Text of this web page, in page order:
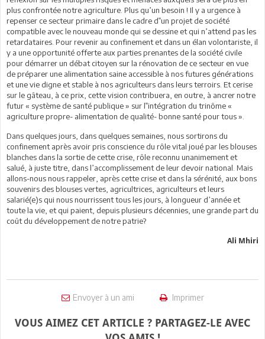
plus confrontée notre agriculture. Plus qu’un besoin ! Il y a urgence à
repenser ce secteur primaire dans le cadre d‟un projet de société
compatible avec le nouveau monde qui se dessine et qui n’attend pas les
retardataires. Pour revenir au confinement et dans un élan volontariste, il
y a une opportunité offerte aux parties prenantes de la société civile
pour démarrer un débat citoyen sur la rénovation de ce secteur en vue
de préparer une alimentation saine accessible à nos futures générations
et une vie digne et stable à nos agriculteurs dans leurs terroirs. Et cerise
sur le gâteau, à ce prix, cette vision contribuera, en outre, à ancrer notre
futur « système de santé publique » sur l‟intégration du trinôme «
agriculture propre- alimentation de qualité- bonne santé pour tous ».
Dans quelques jours, dans quelques semaines, nous sortirons du
confinement après avoir pris conscience du rôle vital joué par les blouses
blanches dans la sortie de cette crise, rôle reconnu unanimement et
salué, à juste titre, dans l’accomplissement de leur devoir national. Mais
allons-nous nous rappeler, après cette crise et dans la sérénité, aux bons
souvenirs des blouses vertes, agricultrices, agriculteurs et leurs
salarié(e)s qui nous nourrissent tous les jours, à longueur d’année et
toute la vie, et qui paient, depuis plusieurs décennies, une grande part du
coût du développement de notre patrie?
Ali Mhiri
Envoyer à un ami Imprimer
VOUS AIMEZ CET ARTICLE ? PARTAGEZ-LE AVEC